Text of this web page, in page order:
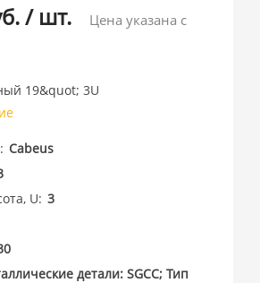
/ шт.
Цена указана с
19&quot; 3U
Cabeus
U 3
детали: SGCC; Тип